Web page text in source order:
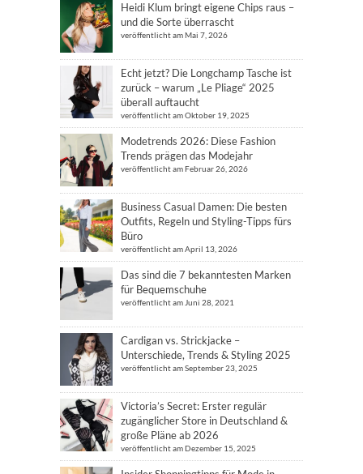
Heidi Klum bringt eigene Chips raus –
und die Sorte überrascht
veröffentlicht am Mai 7, 2026
Echt jetzt? Die Longchamp Tasche ist
zurück – warum „Le Pliage“ 2025
überall auftaucht
veröffentlicht am Oktober 19, 2025
Modetrends 2026: Diese Fashion
Trends prägen das Modejahr
veröffentlicht am Februar 26, 2026
Business Casual Damen: Die besten
Outfits, Regeln und Styling-Tipps fürs
Büro
veröffentlicht am April 13, 2026
Das sind die 7 bekanntesten Marken
für Bequemschuhe
veröffentlicht am Juni 28, 2021
Cardigan vs. Strickjacke –
Unterschiede, Trends & Styling 2025
veröffentlicht am September 23, 2025
Victoria’s Secret: Erster regulär
zugänglicher Store in Deutschland &
große Pläne ab 2026
veröffentlicht am Dezember 15, 2025